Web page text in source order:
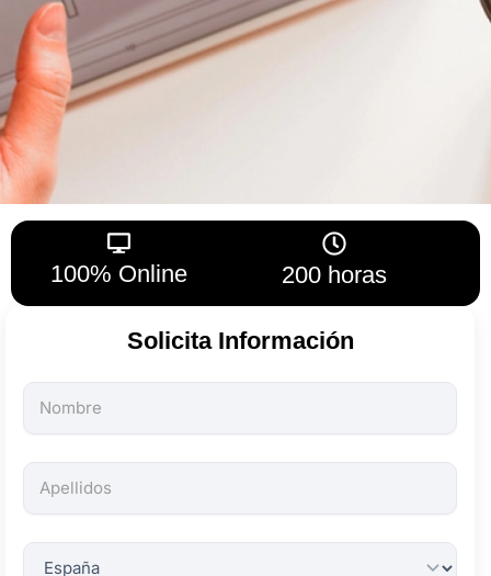
100% Online 200 horas
Solicita Información
Todos
los
son
obligatorios.